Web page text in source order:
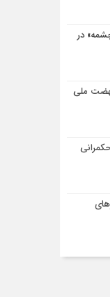
در
۴۸ واحدی نهضت ملی